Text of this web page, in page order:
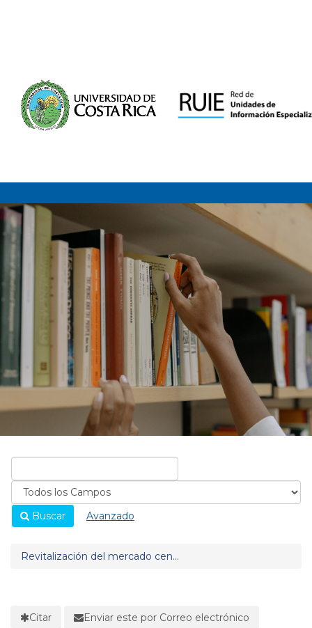
Buscar Avanzado
Revitalización del mercado cen...
Citar Enviar este por Correo electrónico